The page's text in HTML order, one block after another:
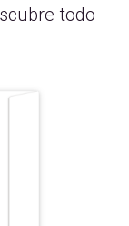
todo